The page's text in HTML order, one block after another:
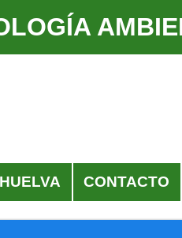
HUELVA CONTACTO